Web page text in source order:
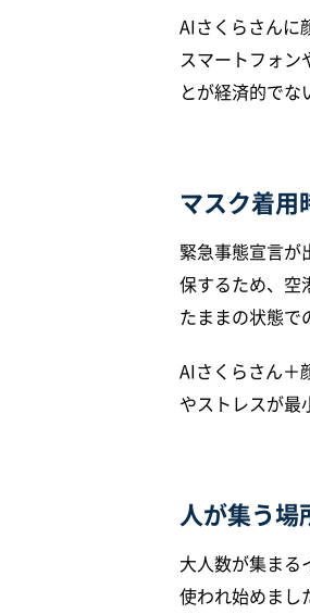
AIさくらさんに
スマートフォン
とが経済的でな
マスク着用
緊急事態宣言が
保するため、空
たままの状態で
AIさくらさん＋
やストレスが最
人が集う場
大人数が集まる
使われ始めまし